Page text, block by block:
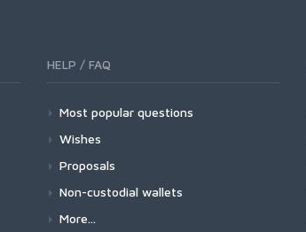
HELP / FAQ
Most popular questions
Wishes
Proposals
Non-custodial wallets
More...